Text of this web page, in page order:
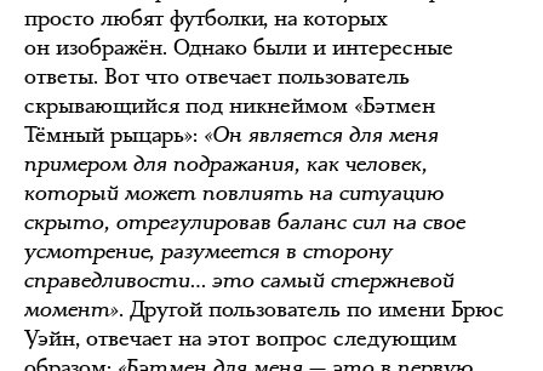
просто любят футболки, на которых
он изображён. Однако были и интересные
ответы. Вот что отвечает пользователь
скрывающийся под никнеймом «Бэтмен
Тёмный рыцарь»: «Он является для меня
примером для подражания, как человек,
который может повлиять на ситуацию
скрыто, отрегулировав баланс сил на свое
усмотрение, разумеется в сторону
справедливости… это самый стержневой
момент». Другой пользователь по имени Брюс
Уэйн, отвечает на этот вопрос следующим